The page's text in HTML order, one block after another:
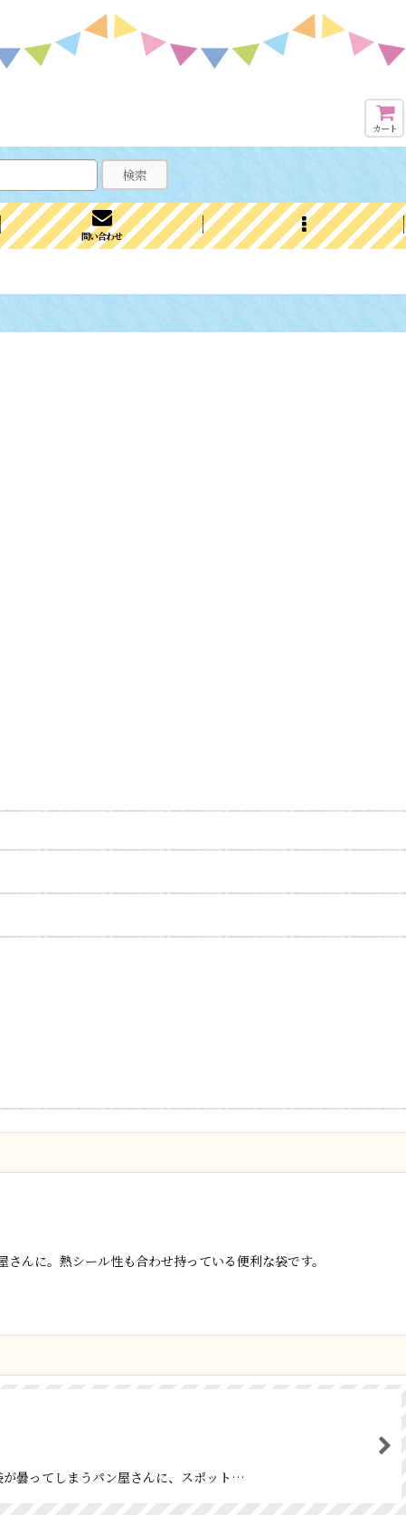
カート
検索
問い合わせ
んに。熱シール性も合わせ持っている便利な袋です。
曇ってしまうパン屋さんに、スポット…